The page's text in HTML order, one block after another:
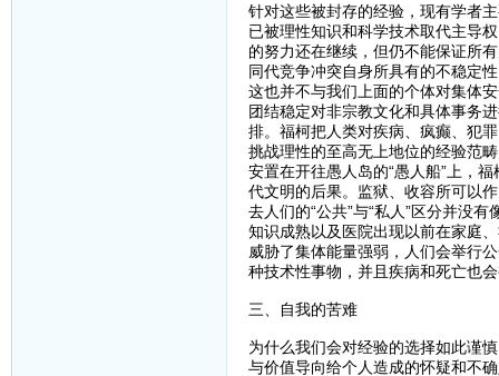
针对这些被封存的经验，现有学者
已被理性知识和科学技术取代主导
的努力还在继续，但仍不能保证所
同代竞争冲突自身所具有的不稳定
这也并不与我们上面的个体对集体
团结稳定对非宗教文化和具体事务
排。福柯把人类对疾病、疯癫、犯
挑战理性的至高无上地位的经验范
安置在开往愚人岛的“愚人船”上，
代文明的后果。监狱、收容所可以
去人们的“公共”与“私人”区分并没
知识成熟以及医院出现以前在家庭
威胁了集体能量强弱，人们会举行
种技术性事物，并且疾病和死亡也
三、自我的苦难
为什么我们会对经验的选择如此谨
与价值导向给个人造成的怀疑和不